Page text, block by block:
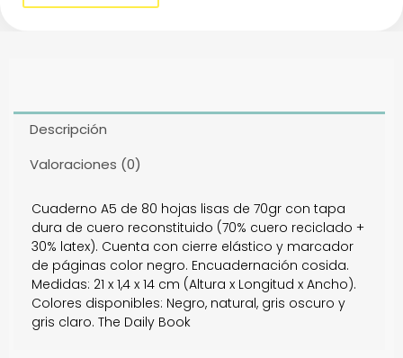
Descripción
Valoraciones (0)
Cuaderno A5 de 80 hojas lisas de 70gr con tapa
dura de cuero reconstituido (70% cuero reciclado +
30% latex). Cuenta con cierre elástico y marcador
de páginas color negro. Encuadernación cosida.
Medidas: 21 x 1,4 x 14 cm (Altura x Longitud x Ancho).
Colores disponibles: Negro, natural, gris oscuro y
gris claro. The Daily Book